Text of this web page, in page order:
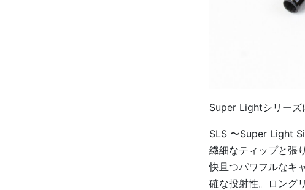
Super Lightシリーズ
SLS 〜Super Light
繊細なティップと張
快且つパワフルなキ
確な投射性。ロング